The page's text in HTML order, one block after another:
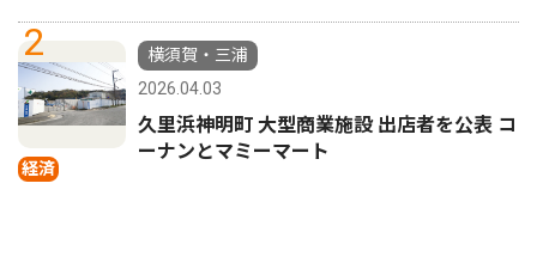
2
経済
横須賀・三浦
2026.04.03
久里浜神明町 大型商業施設 出店者を公表 コ
ーナンとマミーマート